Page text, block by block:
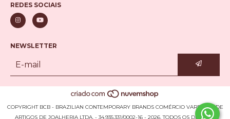
REDES SOCIAIS
NEWSLETTER
COPYRIGHT BCB - BRAZILIAN CONTEMPORARY BRANDS COMÉRCIO VAREJISTA DE
ARTIGOS DE JOALHERIA LTDA. - 34.935.331/0002-16 - 2026. TODOS OS DIREITOS